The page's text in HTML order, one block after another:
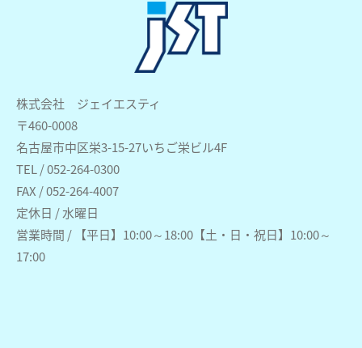
株式会社 ジェイエスティ
〒460-0008
名古屋市中区栄3-15-27いちご栄ビル4F
TEL / 052-264-0300
FAX / 052-264-4007
定休日 / 水曜日
営業時間 / 【平日】10:00～18:00【土・日・祝日】10:00～
17:00